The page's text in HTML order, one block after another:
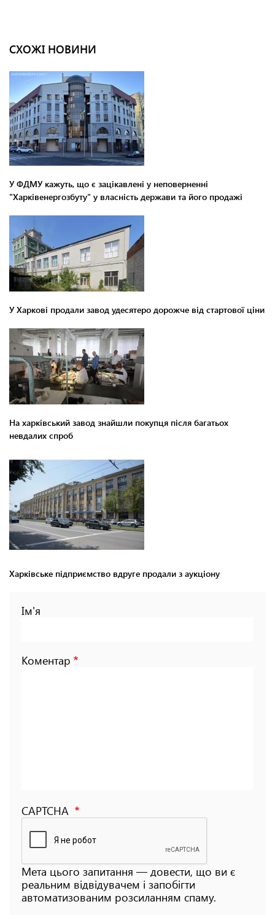
СХОЖІ НОВИНИ
У ФДМУ кажуть, що є зацікавлені у неповерненні
"Харківенергозбуту" у власність держави та його продажі
У Харкові продали завод удесятеро дорожче від стартової ціни
На харківський завод знайшли покупця після багатьох
невдалих спроб
Харківське підприємство вдруге продали з аукціону
Ім'я
Коментар
CAPTCHA
Мета цього запитання — довести, що ви є
реальним відвідувачем і запобігти
автоматизованим розсиланням спаму.